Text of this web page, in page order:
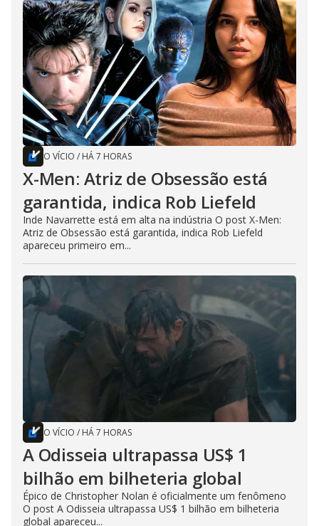
O VÍCIO / HÁ 7 HORAS
X-Men: Atriz de Obsessão está
garantida, indica Rob Liefeld
Inde Navarrette está em alta na indústria O post X-Men:
Atriz de Obsessão está garantida, indica Rob Liefeld
apareceu primeiro em...
O VÍCIO / HÁ 7 HORAS
A Odisseia ultrapassa US$ 1
bilhão em bilheteria global
Épico de Christopher Nolan é oficialmente um fenômeno
O post A Odisseia ultrapassa US$ 1 bilhão em bilheteria
global apareceu...